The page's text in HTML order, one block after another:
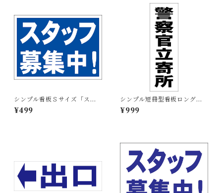
シンプル看板Ｓサイズ「スタ
ッフ募集中」【工場・現場】
屋外可
¥499
シンプル短冊型看板ロング
「警察官立寄所（黒）」【防
犯・防災】屋外可
¥999